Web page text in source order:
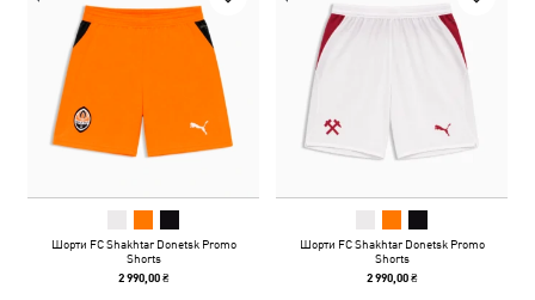
Шорти FC Shakhtar Donetsk Promo
Shorts
2 990,00 ₴
Шорти FC Shakhtar Donetsk Promo
Shorts
2 990,00 ₴